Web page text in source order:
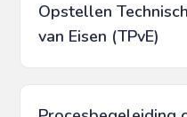
Opstellen
van Eisen (TPvE)